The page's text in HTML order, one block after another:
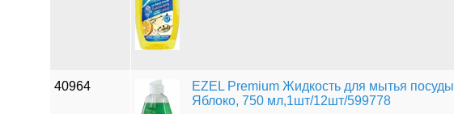
40964
EZEL Premium Жидкость для мытья посуды
Яблоко, 750 мл,1шт/12шт/599778